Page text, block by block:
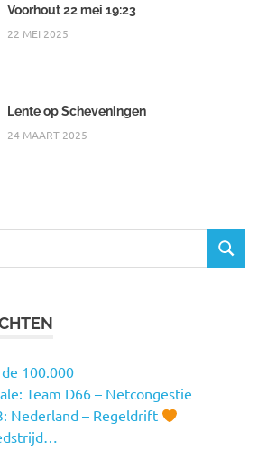
Voorhout 22 mei 19:23
22 MEI 2025
Lente op Scheveningen
24 MAART 2025
ZOEKEN
100.000
Team D66 – Netcongestie
Nederland – Regeldrift